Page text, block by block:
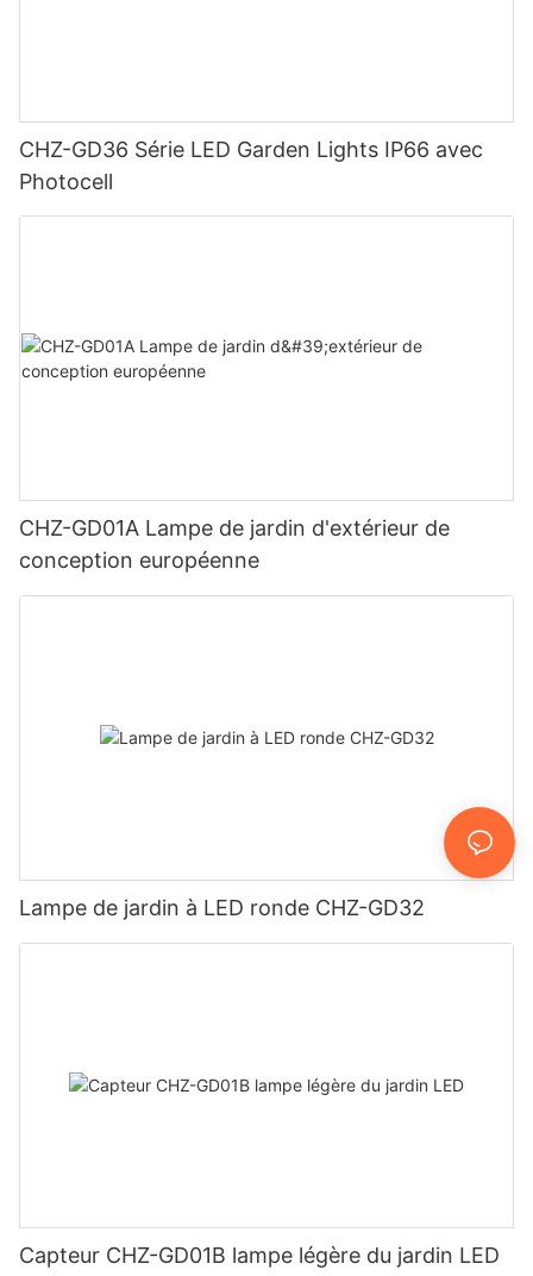
CHZ-GD36 Série LED Garden Lights IP66 avec
Photocell
CHZ-GD01A Lampe de jardin d'extérieur de
conception européenne
Lampe de jardin à LED ronde CHZ-GD32
Capteur CHZ-GD01B lampe légère du jardin LED